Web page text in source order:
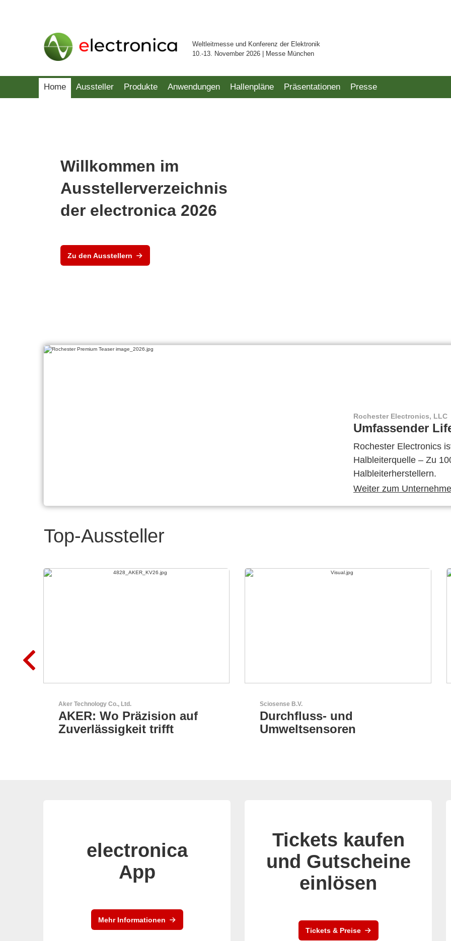
Weltleitmesse und Konferenz der Elektronik
10.-13. November 2026 | Messe München
Home Aussteller Produkte Anwendungen Hallenpläne Präsentationen Presse
Willkommen im
Ausstellerverzeichnis
der electronica 2026
Zu den Ausstellern
Rochester Electronics, LLC
Umfassender
Rochester Electronics
Halbleiterquelle – Zu
Halbleiterherstellern.
Weiter zum
Top-Aussteller
Sciosense B.V.
Durchfluss- und
Umweltsensoren
AKTINA CDS GmbH
AKTINA CDS - Supply
Chain Solutions
electronica
App
Mehr Informationen
Tickets kaufen
und Gutscheine
einlösen
Tickets & Preise